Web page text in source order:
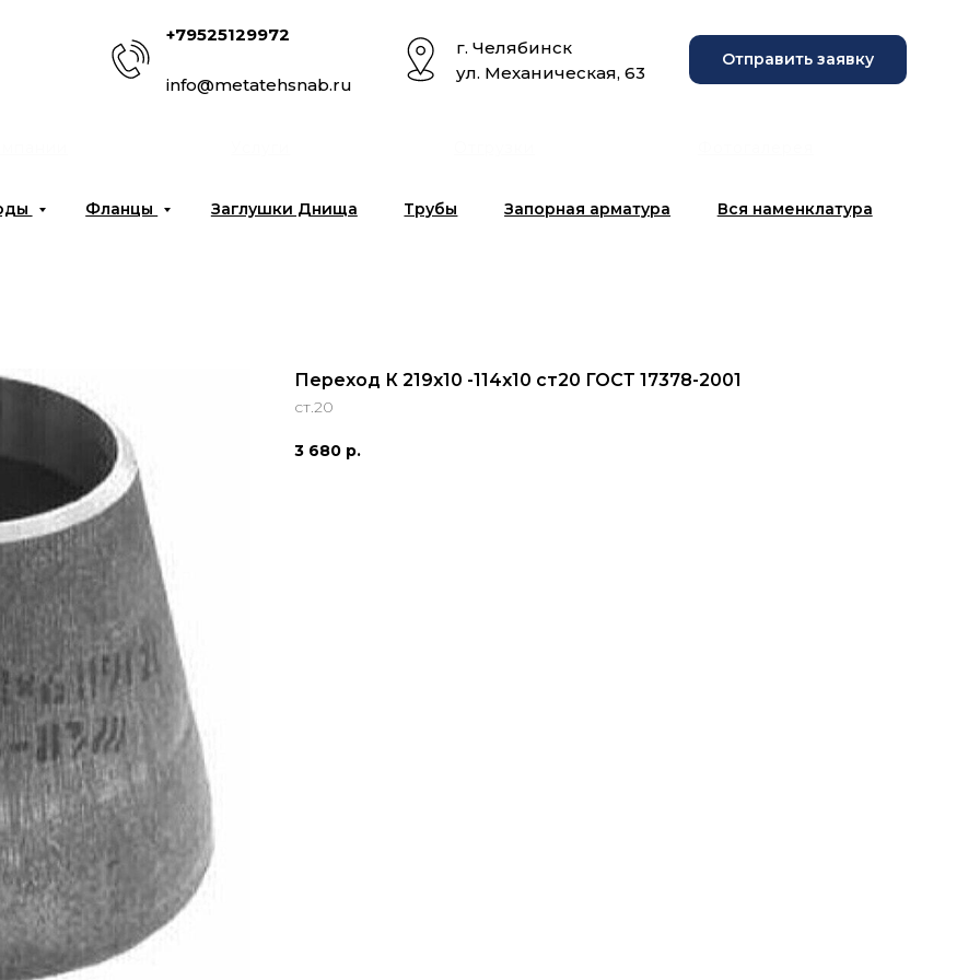
+79525129972
info@metatehsnab.ru
г. Челябинск
ул. Механическая, 63
Отправить заявку
Фланцы Заглушки Днища Трубы Запорная арматура Вся наменклатура
Переход К 219х10 -114х10 ст20 ГОСТ 17378-2001
ст.20
3 680 р.